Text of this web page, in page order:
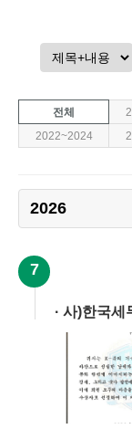
전체
2022~2024
2026
7
사)한국세